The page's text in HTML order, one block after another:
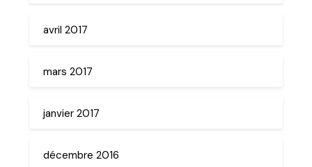
avril 2017
mars 2017
janvier 2017
décembre 2016